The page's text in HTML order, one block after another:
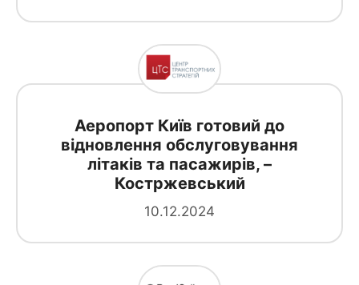
Аеропорт Київ готовий до
відновлення обслуговування
літаків та пасажирів, –
Костржевський
10.12.2024